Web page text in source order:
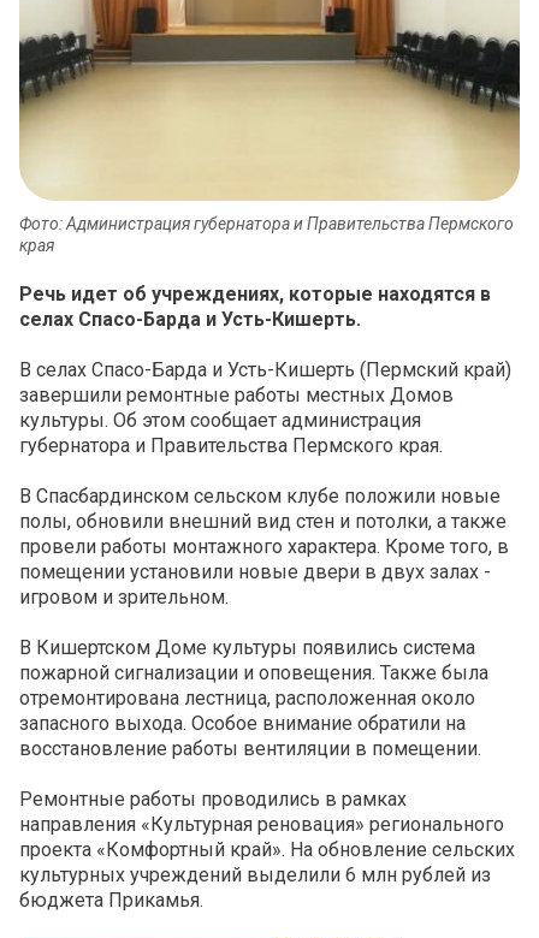
Фото: Администрация губернатора и Правительства Пермского
края
Речь идет об учреждениях, которые находятся в
селах Спасо-Барда и Усть-Кишерть.
В селах Спасо-Барда и Усть-Кишерть (Пермский край)
завершили ремонтные работы местных Домов
культуры. Об этом сообщает администрация
губернатора и Правительства Пермского края.
В Спасбардинском сельском клубе положили новые
полы, обновили внешний вид стен и потолки, а также
провели работы монтажного характера. Кроме того, в
помещении установили новые двери в двух залах -
игровом и зрительном.
В Кишертском Доме культуры появились система
пожарной сигнализации и оповещения. Также была
отремонтирована лестница, расположенная около
запасного выхода. Особое внимание обратили на
восстановление работы вентиляции в помещении.
Ремонтные работы проводились в рамках
направления «Культурная реновация» регионального
проекта «Комфортный край». На обновление сельских
культурных учреждений выделили 6 млн рублей из
бюджета Прикамья.